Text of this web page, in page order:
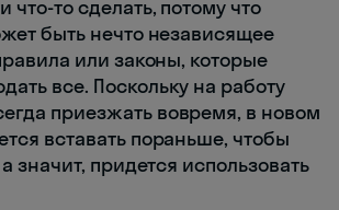
что-то сделать, потому что
быть нечто независящее
или законы, которые
все. Поскольку на работу
приезжать вовремя, в новом
вставать пораньше, чтобы
значит, придется использовать